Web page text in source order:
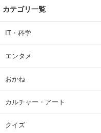
カテゴリ一覧
IT・科学
エンタメ
おかね
カルチャー・アート
クイズ